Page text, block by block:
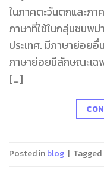
ในภาคตะวันตกและภ
ภาษาที่ใช้ในกลุ่มชนพ
ประเทศ. มีภาษาย่อย
ภาษาย่อยมีลักษณะเฉ
[…]
Posted inblog | Tagged